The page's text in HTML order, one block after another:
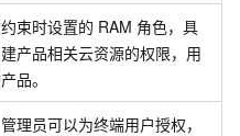
束时设置的 RAM 角色，具
产品相关云资源的权限，用
品。
理员可以为终端用户授权，